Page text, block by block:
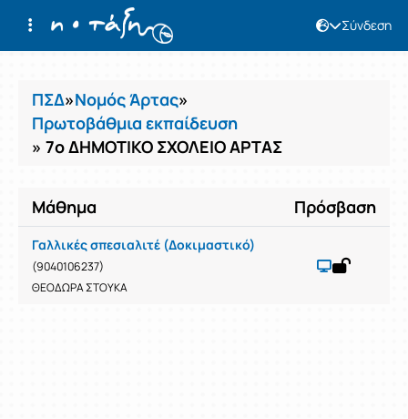
Σύνδεση
Μαθήματα
ΠΣΔ»Νομός Άρτας»
Πρωτοβάθμια εκπαίδευση
» 7ο ΔΗΜΟΤΙΚΟ ΣΧΟΛΕΙΟ ΑΡΤΑΣ
Μάθημα Πρόσβαση
Γαλλικές σπεσιαλιτέ (Δοκιμαστικό)
(9040106237)
ΘΕΟΔΩΡΑ ΣΤΟΥΚΑ